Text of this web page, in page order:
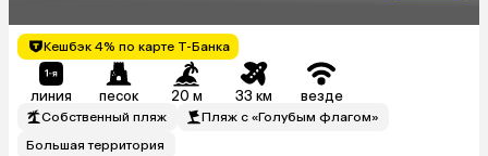
Кешбэк 4% по карте Т-Банка
линия песок 20 м 33 км везде
Собственный пляж
Пляж с «Голубым флагом»
Большая территория